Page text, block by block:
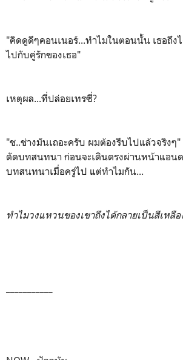
"คิดดูดีๆคอนเนอร์...ทำไมในตอนนั้น เธอถึง
ไปกับคู่รักของเธอ"
เหตุผล...ที่ปล่อยเทรซี่?
"ช..ช่างมันเถอะครับ ผมต้องรีบไปแล้วจริง
ตัดบทสนทนา ก่อนจะเดินตรงผ่านหน้าแอนด
บทสนทนาเมื่อครู่ไป แต่ทำไมกัน...
ทำไมวงแหวนของเขาถึงได้กลายเป็นสีเหลือ